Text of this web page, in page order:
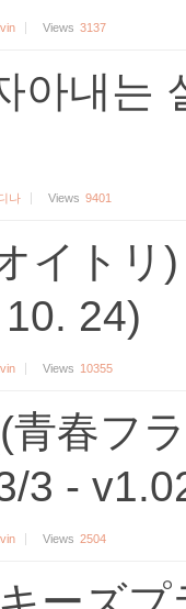
Views 3137
아내는
나 Views 9401
イトリ
24)
Views 10355
青春フ
3 -
Views 2504